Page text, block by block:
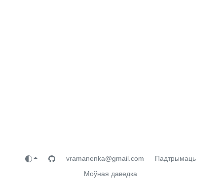
vramanenka@gmail.com
Падтрымаць
Моўная даведка